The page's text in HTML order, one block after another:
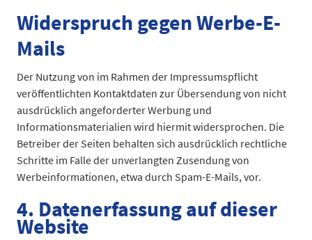
Widerspruch gegen Werbe-E-
Mails
Der Nutzung von im Rahmen der Impressumspflicht
veröffentlichten Kontaktdaten zur Übersendung von nicht
ausdrücklich angeforderter Werbung und
Informationsmaterialien wird hiermit widersprochen. Die
Betreiber der Seiten behalten sich ausdrücklich rechtliche
Schritte im Falle der unverlangten Zusendung von
Werbeinformationen, etwa durch Spam-E-Mails, vor.
4. Datenerfassung auf dieser
Website